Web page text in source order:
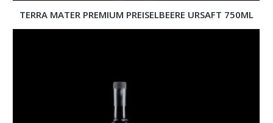
TERRA MATER PREMIUM PREISELBEERE URSAFT 750ML